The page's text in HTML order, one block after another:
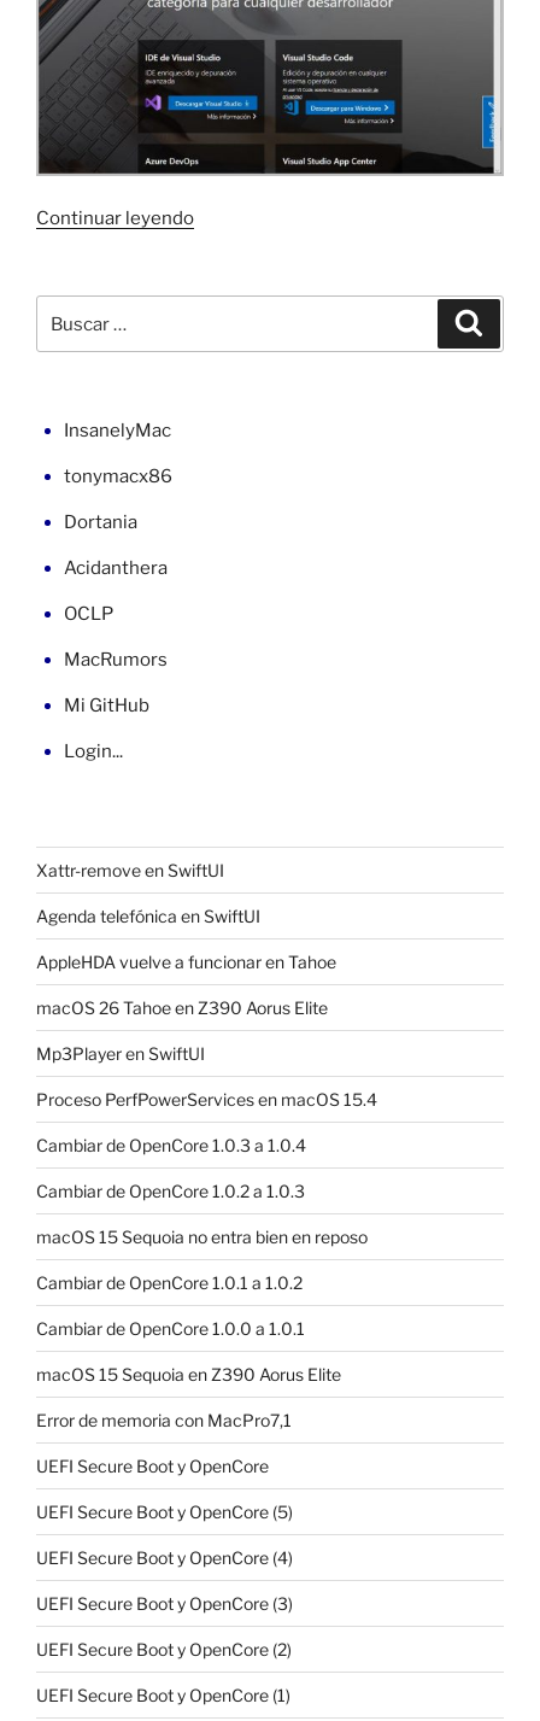
Continuar leyendo«Navegador
WebView
por:
InsanelyMac
tonymacx86
Dortania
Acidanthera
OCLP
MacRumors
Mi GitHub
Login...
Xattr-remove en SwiftUI
Agenda telefónica en SwiftUI
AppleHDA vuelve a funcionar en Tahoe
macOS 26 Tahoe en Z390 Aorus Elite
Mp3Player en SwiftUI
Proceso PerfPowerServices en macOS 15.4
Cambiar de OpenCore 1.0.3 a 1.0.4
Cambiar de OpenCore 1.0.2 a 1.0.3
macOS 15 Sequoia no entra bien en reposo
Cambiar de OpenCore 1.0.1 a 1.0.2
Cambiar de OpenCore 1.0.0 a 1.0.1
macOS 15 Sequoia en Z390 Aorus Elite
Error de memoria con MacPro7,1
UEFI Secure Boot y OpenCore
UEFI Secure Boot y OpenCore (5)
UEFI Secure Boot y OpenCore (4)
UEFI Secure Boot y OpenCore (3)
UEFI Secure Boot y OpenCore (2)
UEFI Secure Boot y OpenCore (1)